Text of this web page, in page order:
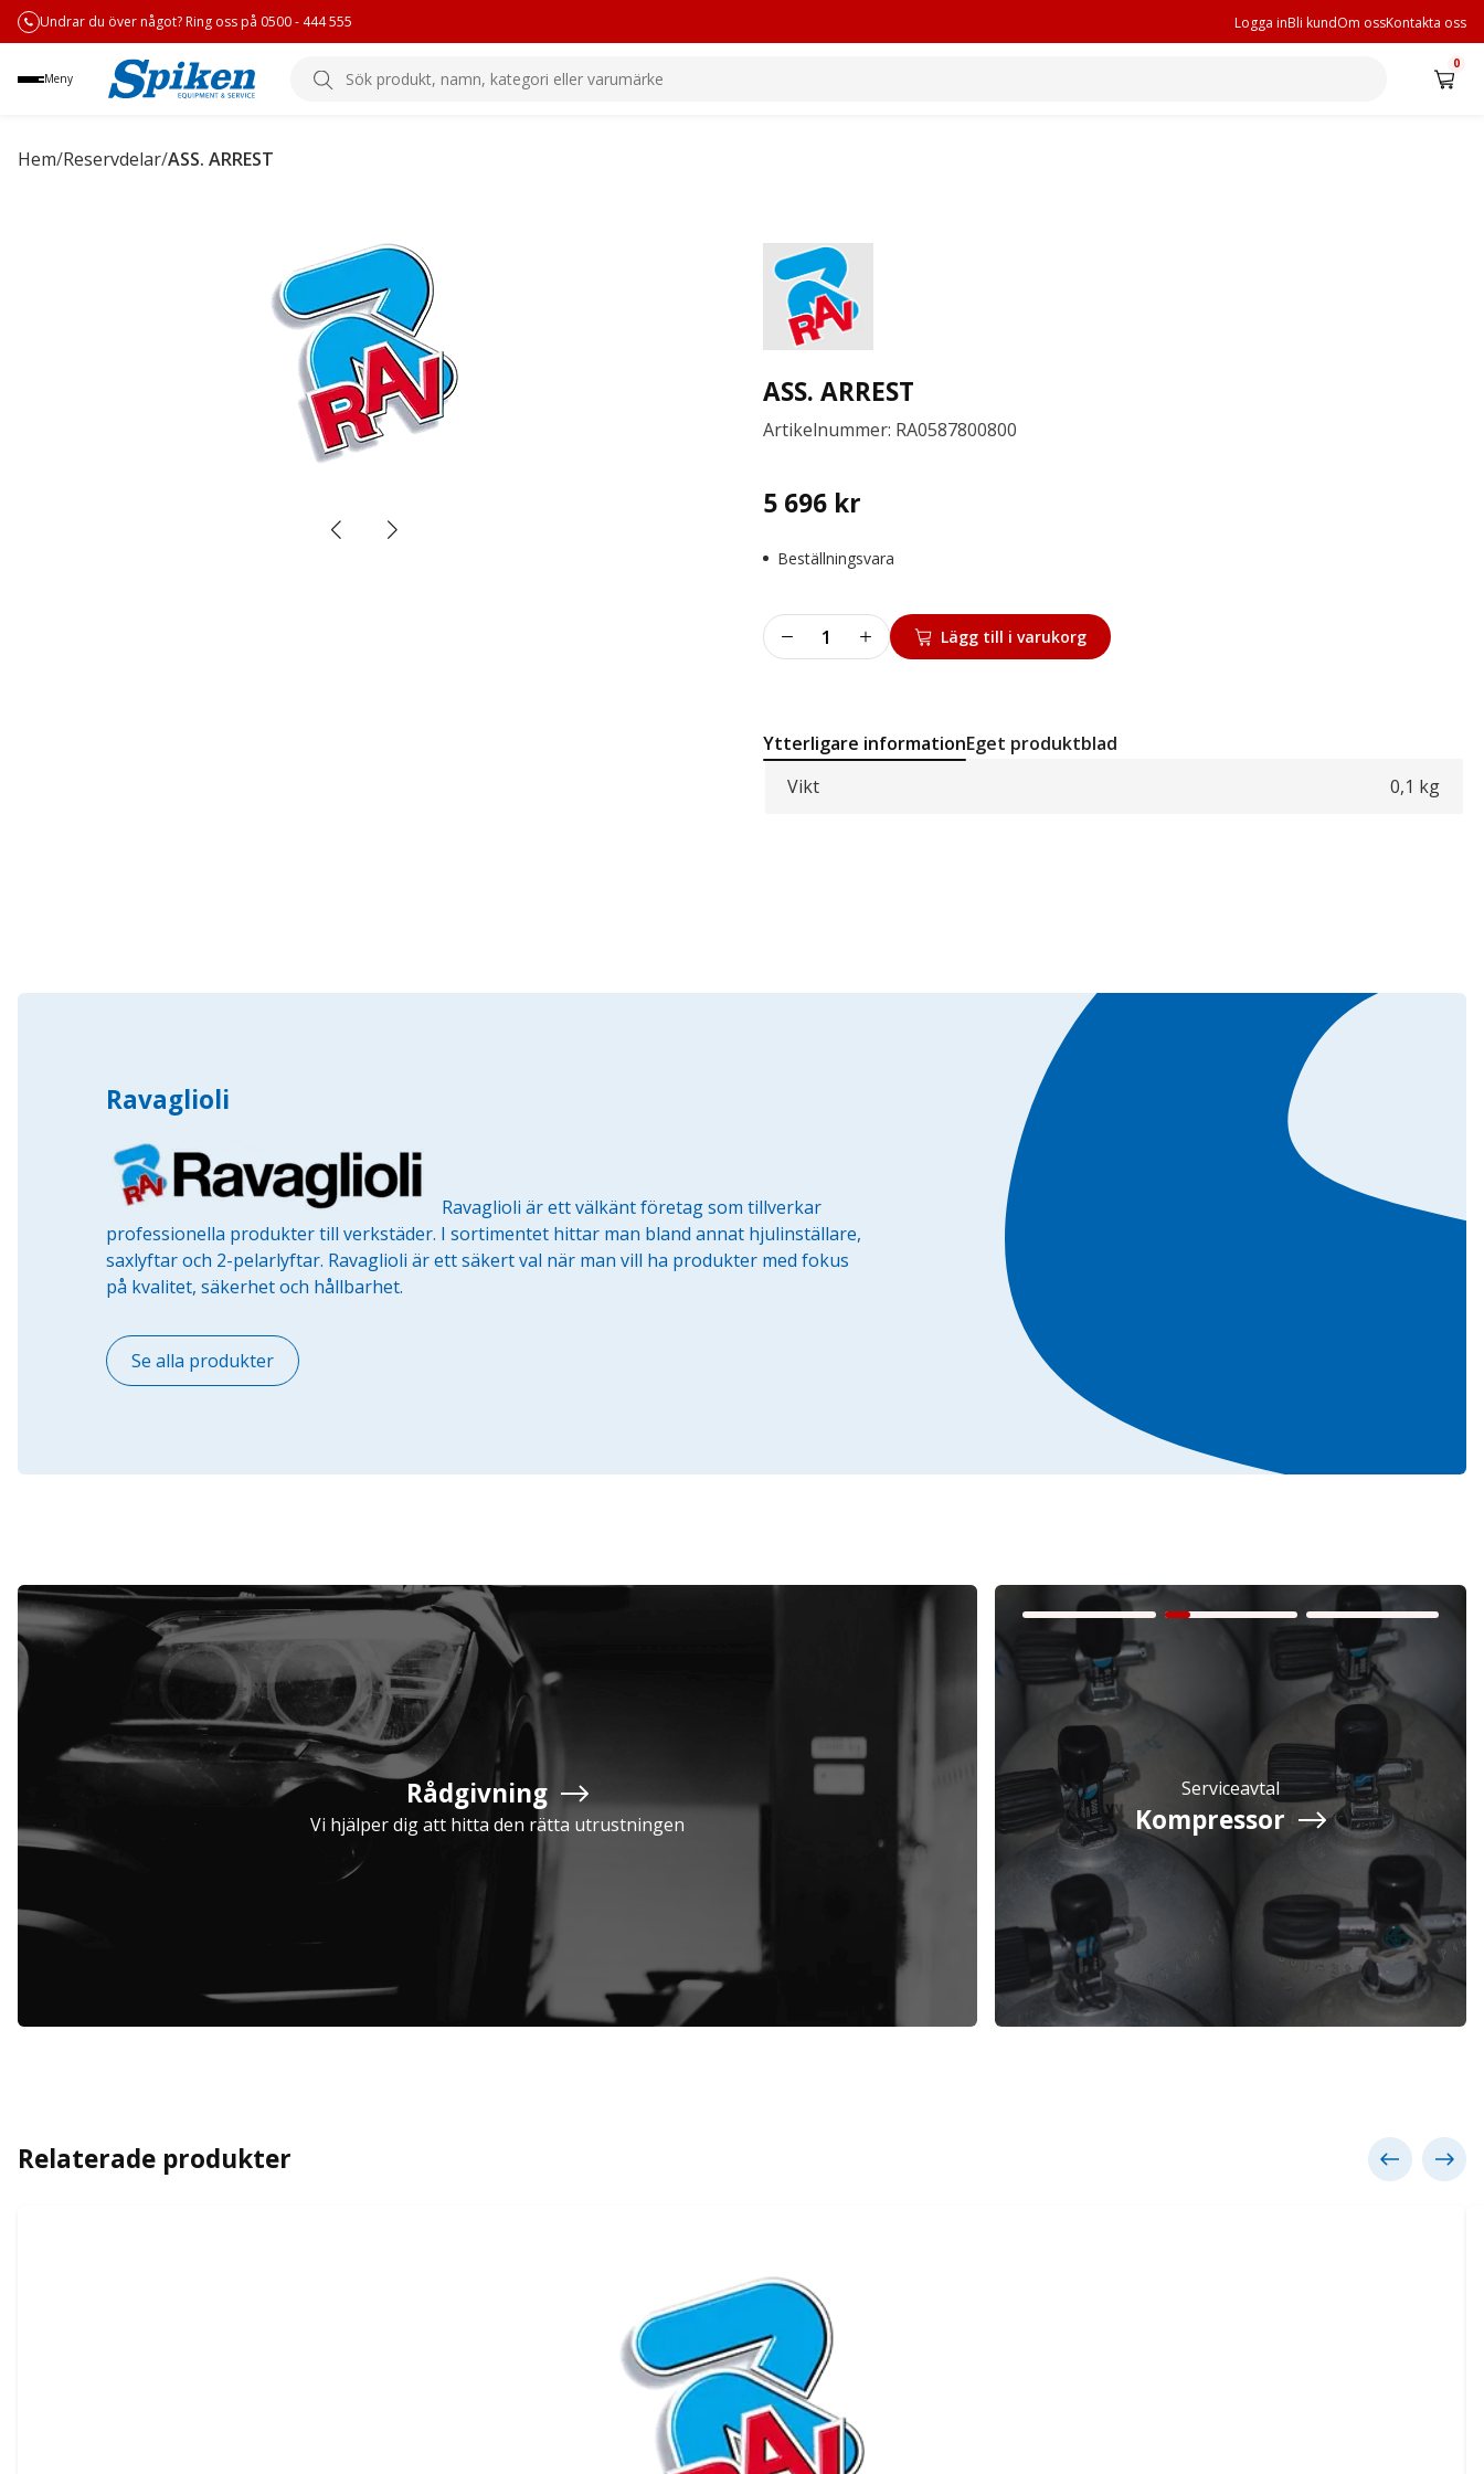
Undrar du över något? Ring oss på 0500 - 444 555 Logga inBli kundOm ossKontakta oss
Meny
Sök
produkt,
0
Företag
Inkl. moms
Hem/Reservdelar/ASS. ARREST
ASS. ARREST
Artikelnummer: RA0587800800
5 696 kr
Beställningsvara
ASS.
ARREST
Lägg till i varukorg
Ytterligare informationEget produktblad
Vikt
0,1 kg
Ravaglioli
Ravaglioli är ett välkänt företag som tillverkar
professionella produkter till verkstäder. I sortimentet hittar man bland annat hjulinställare,
saxlyftar och 2-pelarlyftar. Ravaglioli är ett säkert val när man vill ha produkter med fokus
på kvalitet, säkerhet och hållbarhet.
Se alla produkter
Rådgivning
Vi hjälper dig att hitta den rätta utrustningen
Serviceavtal
Hjulinställare Verkstad
Serviceavtal
Kompressor
Relaterade produkter